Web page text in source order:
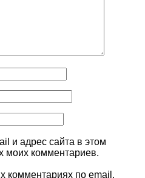
и адрес сайта в этом
моих комментариев.
комментариях по email.